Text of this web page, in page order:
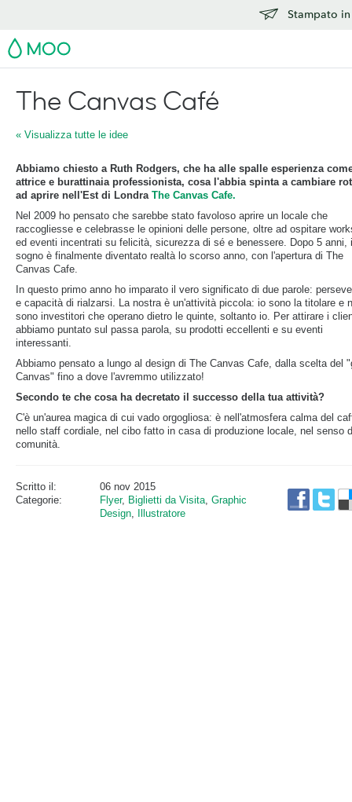
Stampato
MOO
The Canvas Café
« Visualizza tutte le idee
Abbiamo chiesto a Ruth Rodgers, che ha alle spalle esperienza
attrice e burattinaia professionista, cosa l'abbia spinta a cambiare
ad aprire nell'Est di Londra The Canvas Cafe.
Nel 2009 ho pensato che sarebbe stato favoloso aprire un locale che
raccogliesse e celebrasse le opinioni delle persone, oltre ad ospitare
ed eventi incentrati su felicità, sicurezza di sé e benessere. Dopo 5 anni,
sogno è finalmente diventato realtà lo scorso anno, con l'apertura di The
Canvas Cafe.
In questo primo anno ho imparato il vero significato di due parole:
e capacità di rialzarsi. La nostra è un'attività piccola: io sono la titolare e
sono investitori che operano dietro le quinte, soltanto io. Per attirare i
abbiamo puntato sul passa parola, su prodotti eccellenti e su eventi
interessanti.
Abbiamo pensato a lungo al design di The Canvas Cafe, dalla scelta del
Canvas" fino a dove l'avremmo utilizzato!
Secondo te che cosa ha decretato il successo della tua attività?
C'è un'aurea magica di cui vado orgogliosa: è nell'atmosfera calma del
nello staff cordiale, nel cibo fatto in casa di produzione locale, nel senso
comunità.
Scritto il:
06 nov 2015
Categorie:
Flyer, Biglietti da Visita, Graphic
Design, Illustratore